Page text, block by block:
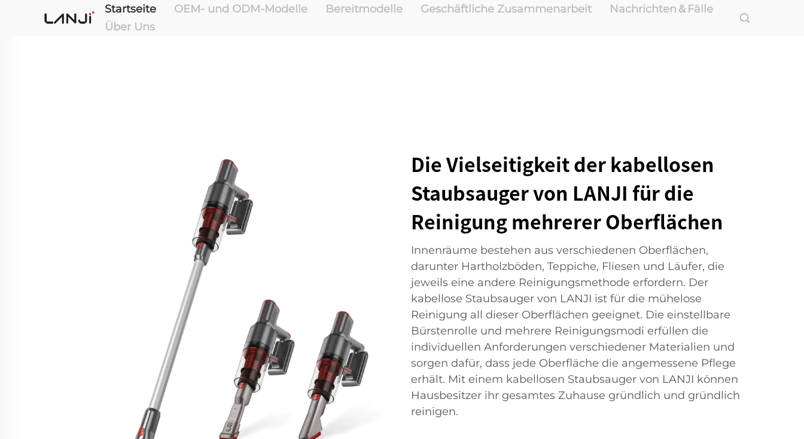
Startseite OEM- und ODM-Modelle Bereitmodelle Geschäftliche Zusammenarbeit
Nachrichten＆Fälle
Über Uns
Die Vielseitigkeit der kabellosen
Staubsauger von LANJI für die
Reinigung mehrerer Oberflächen
Innenräume bestehen aus verschiedenen Oberflächen,
darunter Hartholzböden, Teppiche, Fliesen und Läufer, die
jeweils eine andere Reinigungsmethode erfordern. Der
kabellose Staubsauger von LANJI ist für die mühelose
Reinigung all dieser Oberflächen geeignet. Die einstellbare
Bürstenrolle und mehrere Reinigungsmodi erfüllen die
individuellen Anforderungen verschiedener Materialien und
sorgen dafür, dass jede Oberfläche die angemessene Pflege
erhält. Mit einem kabellosen Staubsauger von LANJI können
Hausbesitzer ihr gesamtes Zuhause gründlich und gründlich
reinigen.